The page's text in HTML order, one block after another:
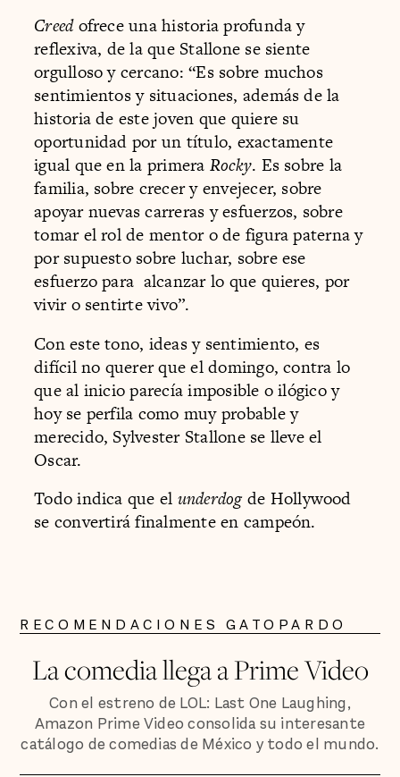
Creedofrece una historia profunda y
reflexiva, de la que Stallone se siente
orgulloso y cercano: “Es sobre muchos
sentimientos y situaciones, además de la
historia de este joven que quiere su
oportunidad por un título, exactamente
igual que en la primera Rocky. Es sobre la
familia, sobre crecer y envejecer, sobre
apoyar nuevas carreras y esfuerzos, sobre
tomar el rol de mentor o de figura paterna y
por supuesto sobre luchar, sobre ese
esfuerzo para alcanzar lo que quieres, por
vivir o sentirte vivo”.
Con este tono, ideas y sentimiento, es
difícil no querer que el domingo, contra lo
que al inicio parecía imposible o ilógico y
hoy se perfila como muy probable y
merecido, Sylvester Stallone se lleve el
Oscar.
Todo indica que el underdogde Hollywood
se convertirá finalmente en campeón.
RECOMENDACIONES GATOPARDO
La comedia llega a Prime Video
Con el estreno de LOL: Last One Laughing,
Amazon Prime Video consolida su interesante
catálogo de comedias de México y todo el mundo.